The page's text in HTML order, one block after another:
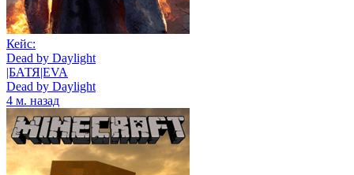
Кейс:
Dead by Daylight
|БАТЯ|EVA
Dead by Daylight
4 м. назад